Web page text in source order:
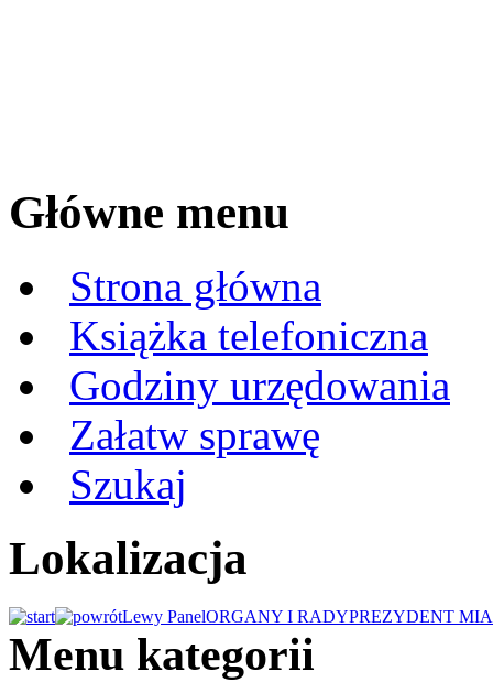
Główne menu
Strona główna
Książka telefoniczna
Godziny urzędowania
Załatw sprawę
Szukaj
Lokalizacja
Lewy PanelORGANY I RADYPREZYDENT
Menu kategorii